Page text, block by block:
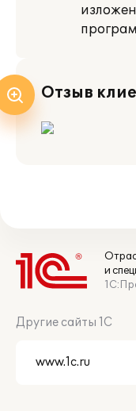
Отзыв
и
Другие сайты 1С